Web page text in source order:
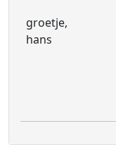
groetje,
hans